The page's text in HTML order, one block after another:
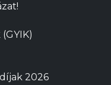
2026